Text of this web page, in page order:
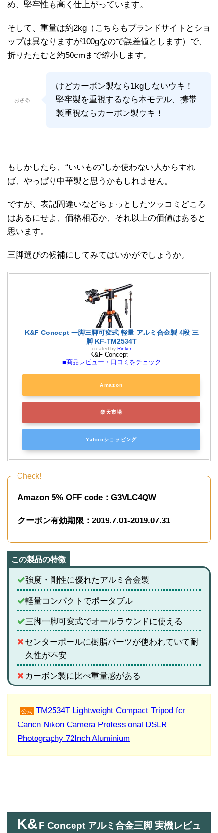
め、堅牢性も高く仕上がっています。
そして、重量は約2kg（こちらもブランドサイトとショ
ップは異なりますが100gなので誤差値とします）で、
折りたたむと約50cmまで縮小します。
おさる
けどカーボン製なら1kgしないウキ！
堅牢製を重視するなら本モデル、携帯
製重視ならカーボン製ウキ！
もしかしたら、“いいもの”しか使わない人からすれ
ば、やっぱり中華製と思うかもしれません。
ですが、表記間違いなどちょっとしたツッコミどころ
はあるにせよ、価格相応か、それ以上の価値はあると
思います。
三脚選びの候補にしてみてはいかがでしょうか。
K&F Concept 一脚三脚可変式 軽量 アルミ合金製 4段 三
脚 KF-TM2534T
created by Rinker
K&F Concept
■商品レビュー・口コミをチェック
Amazon
楽天市場
Yahooショッピング
Check!
Amazon 5% OFF code：G3VLC4QW
クーポン有効期限：2019.7.01-2019.07.31
強度・剛性に優れたアルミ合金製
軽量コンパクトでポータブル
三脚一脚可変式でオールラウンドに使える
センターポールに樹脂パーツが使われていて耐
久性が不安
カーボン製に比べ重量感がある
公式
TM2534T Lightweight Compact Tripod for
Canon Nikon Camera Professional DSLR
Photography 72Inch Aluminium
K& F Concept アルミ合金三脚 実機レビュ